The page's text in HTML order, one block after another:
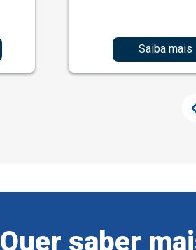
Saiba mais
Quer saber